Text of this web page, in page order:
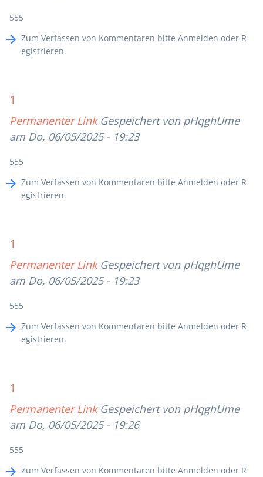
555
Zum Verfassen von Kommentaren bitte Anmelden oder R
egistrieren.
1
Permanenter Link Gespeichert von pHqghUme
am Do, 06/05/2025 - 19:23
555
Zum Verfassen von Kommentaren bitte Anmelden oder R
egistrieren.
1
Permanenter Link Gespeichert von pHqghUme
am Do, 06/05/2025 - 19:23
555
Zum Verfassen von Kommentaren bitte Anmelden oder R
egistrieren.
1
Permanenter Link Gespeichert von pHqghUme
am Do, 06/05/2025 - 19:26
555
Zum Verfassen von Kommentaren bitte Anmelden oder R